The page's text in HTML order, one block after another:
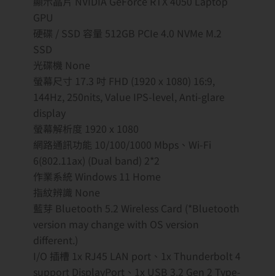
GPU
硬碟 / SSD 容量 512GB PCIe 4.0 NVMe M.2
SSD
光碟機 None
螢幕尺寸 17.3 吋 FHD (1920 x 1080) 16:9,
144Hz, 250nits, Value IPS-level, Anti-glare
display
螢幕解析度 1920 x 1080
網路通訊功能 10/100/1000 Mbps、Wi-Fi
6(802.11ax) (Dual band) 2*2
作業系統 Windows 11 Home
指紋辨識 None
藍芽 Bluetooth 5.2 Wireless Card (*Bluetooth
version may change with OS version
different.)
I/O 插槽 1x RJ45 LAN port、1x Thunderbolt 4
support DisplayPort、1x USB 3.2 Gen 2 Type-